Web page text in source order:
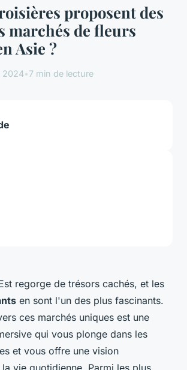
proposent des
marchés de fleurs
Asie ?
2024•7 min de lecture
regorge de trésors cachés, et les
en sont l'un des plus fascinants.
ces marchés uniques est une
qui vous plonge dans les
et vous offre une vision